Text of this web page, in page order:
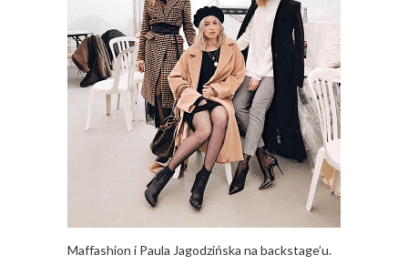
Maffashion i Paula Jagodzińska na backstage’u.